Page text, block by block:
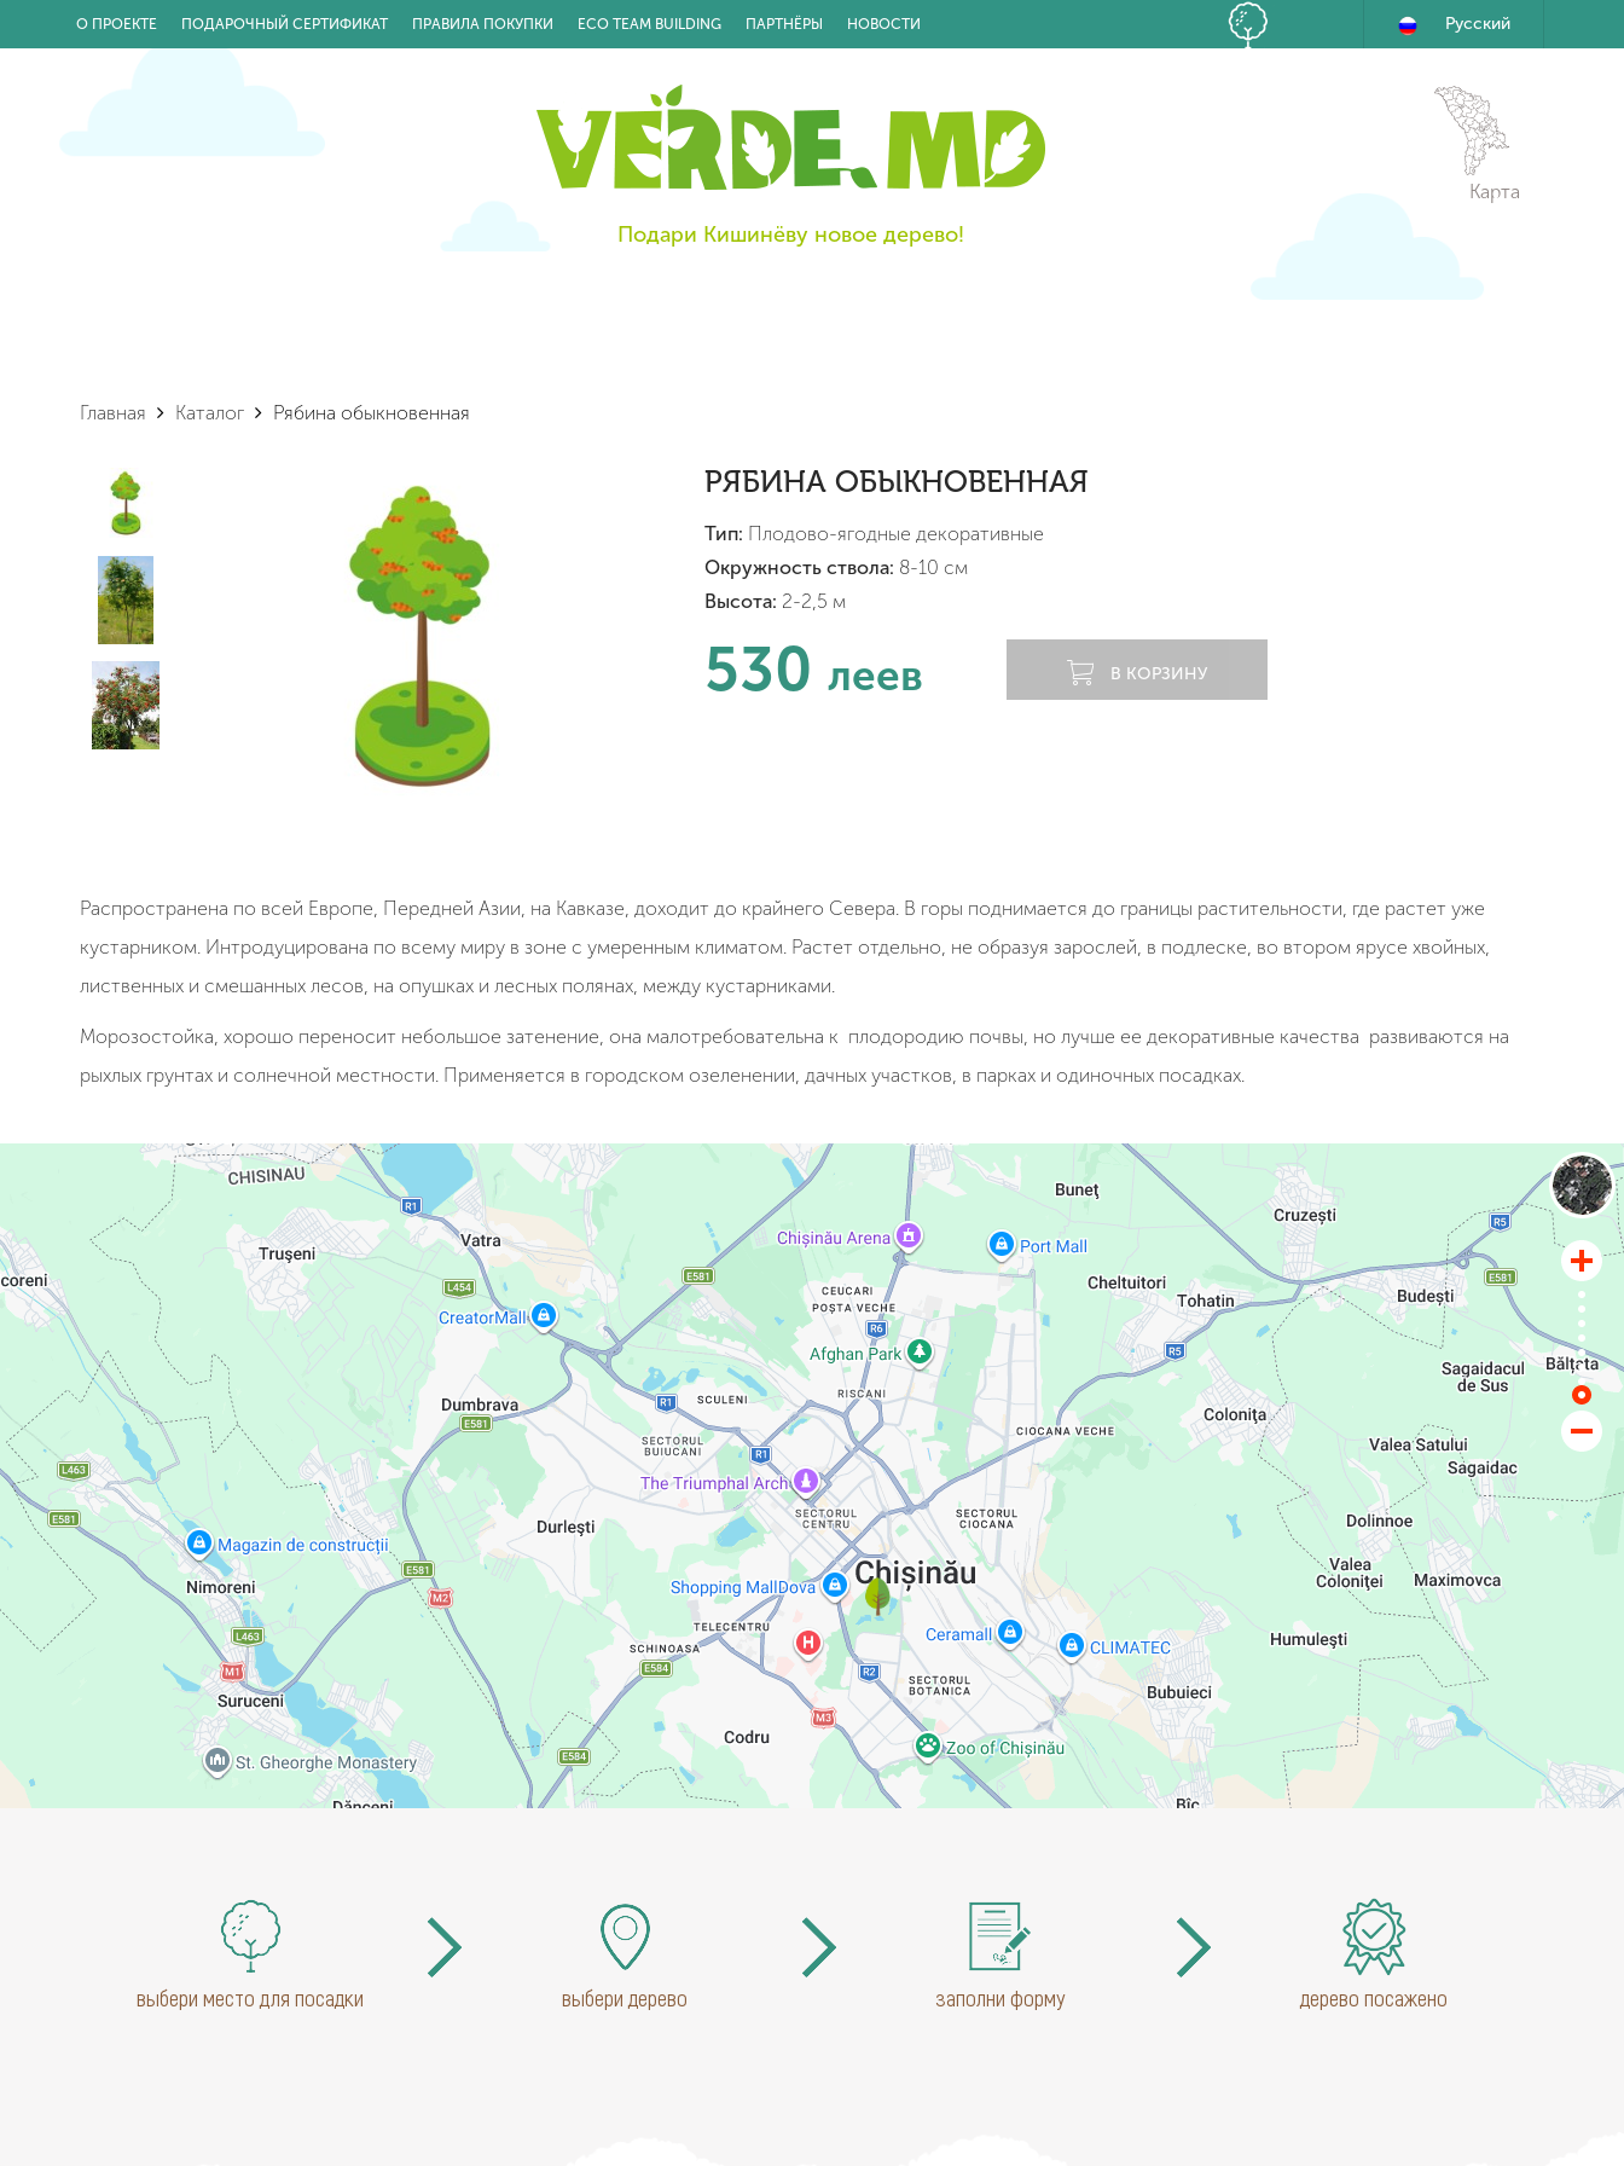
О ПРОЕКТЕ ПОДАРОЧНЫЙ СЕРТИФИКАТ ПРАВИЛА ПОКУПКИ ECO TEAM BUILDING ПАРТНЁРЫ НОВОСТИ Русский
Подари Кишинёву новое дерево!
Карта
Главная Каталог Рябина обыкновенная
РЯБИНА ОБЫКНОВЕННАЯ
Тип: Плодово-ягодные декоративные
Окружность ствола: 8-10 см
Высота: 2-2,5 м
530 леев В КОРЗИНУ
Распространена по всей Европе, Передней Азии, на Кавказе, доходит до крайнего Севера. В горы поднимается до границы растительности, где растет уже
кустарником. Интродуцирована по всему миру в зоне с умеренным климатом. Растет отдельно, не образуя зарослей, в подлеске, во втором ярусе хвойных,
лиственных и смешанных лесов, на опушках и лесных полянах, между кустарниками.
Морозостойка, хорошо переносит небольшое затенение, она малотребовательна к плодородию почвы, но лучше ее декоративные качества развиваются на
рыхлых грунтах и солнечной местности. Применяется в городском озеленении, дачных участков, в парках и одиночных посадках.
выбери место для посадки выбери дерево заполни форму дерево посажено